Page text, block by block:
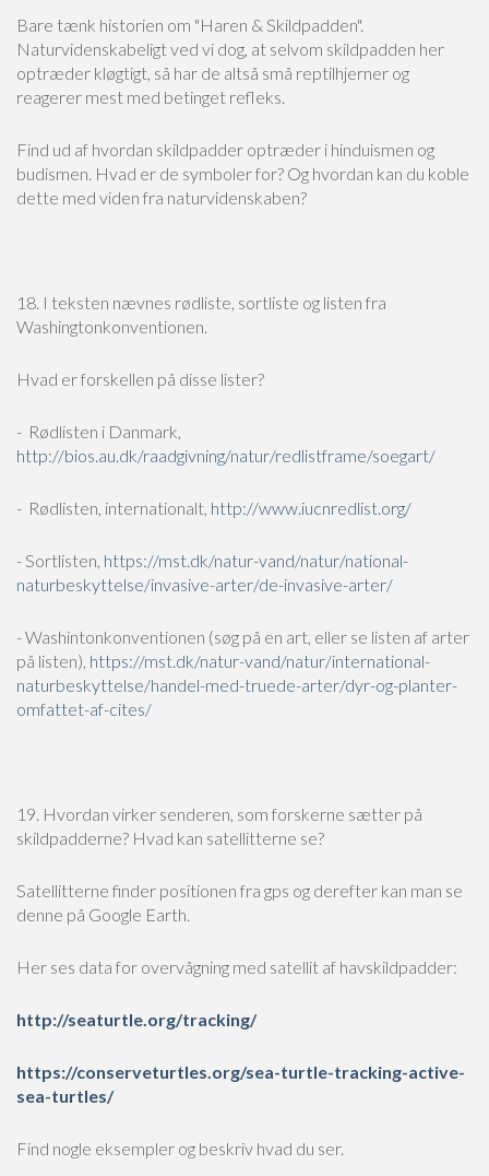
Bare tænk historien om "Haren & Skildpadden".
Naturvidenskabeligt ved vi dog, at selvom skildpadden her
optræder kløgtigt, så har de altså små reptilhjerner og
reagerer mest med betinget refleks.
Find ud af hvordan skildpadder optræder i hinduismen og
budismen. Hvad er de symboler for? Og hvordan kan du koble
dette med viden fra naturvidenskaben?
18. I teksten nævnes rødliste, sortliste og listen fra
Washingtonkonventionen.
Hvad er forskellen på disse lister?
- Rødlisten i Danmark,
http://bios.au.dk/raadgivning/natur/redlistframe/soegart/
- Rødlisten, internationalt, http://www.iucnredlist.org/
- Sortlisten, https://mst.dk/natur-vand/natur/national-
naturbeskyttelse/invasive-arter/de-invasive-arter/
- Washintonkonventionen (søg på en art, eller se listen af arter
på listen), https://mst.dk/natur-vand/natur/international-
naturbeskyttelse/handel-med-truede-arter/dyr-og-planter-
omfattet-af-cites/
19. Hvordan virker senderen, som forskerne sætter på
skildpadderne? Hvad kan satellitterne se?
Satellitterne finder positionen fra gps og derefter kan man se
denne på Google Earth.
Her ses data for overvågning med satellit af havskildpadder:
http://seaturtle.org/tracking/
https://conserveturtles.org/sea-turtle-tracking-active-
sea-turtles/
Find nogle eksempler og beskriv hvad du ser.